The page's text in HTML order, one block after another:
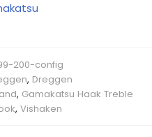
200-config
, Dreggen
, Gamakatsu Haak Treble
, Vishaken